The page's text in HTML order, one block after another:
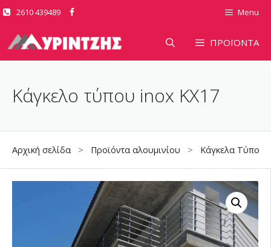
Μετάβαση
περιεχόμενο
2610 439489 Menu
ΠΡΟΪΟΝΤΑ
Κάγκελο τύπου inox KX17
Αρχική σελίδα > Προϊόντα αλουμινίου > Κάγκελα Τύπου